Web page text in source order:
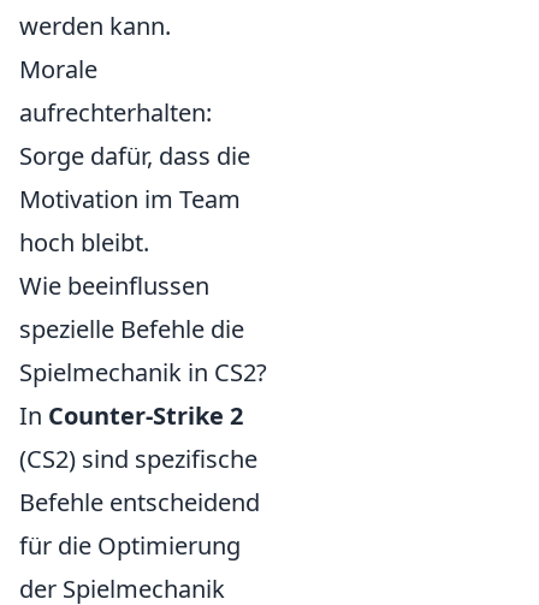
werden kann.
Morale
aufrechterhalten:
Sorge dafür, dass die
Motivation im Team
hoch bleibt.
Wie beeinflussen
spezielle Befehle die
Spielmechanik in CS2?
In Counter-Strike 2
(CS2) sind spezifische
Befehle entscheidend
für die Optimierung
der Spielmechanik